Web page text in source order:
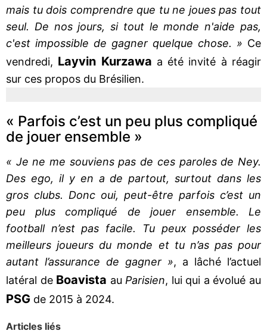
mais tu dois comprendre que tu ne joues pas tout
seul. De nos jours, si tout le monde n'aide pas,
c'est impossible de gagner quelque chose. » Ce
vendredi, Layvin Kurzawa a été invité à réagir
sur ces propos du Brésilien.
« Parfois c’est un peu plus compliqué
de jouer ensemble »
« Je ne me souviens pas de ces paroles de Ney.
Des ego, il y en a de partout, surtout dans les
gros clubs. Donc oui, peut-être parfois c’est un
peu plus compliqué de jouer ensemble. Le
football n’est pas facile. Tu peux posséder les
meilleurs joueurs du monde et tu n’as pas pour
autant l’assurance de gagner », a lâché l’actuel
latéral de Boavista au Parisien, lui qui a évolué au
PSG de 2015 à 2024.
Articles liés